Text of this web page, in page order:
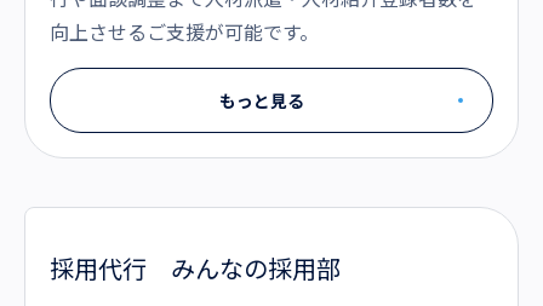
向上させるご支援が可能です。
もっと見る
採用代行 みんなの採用部